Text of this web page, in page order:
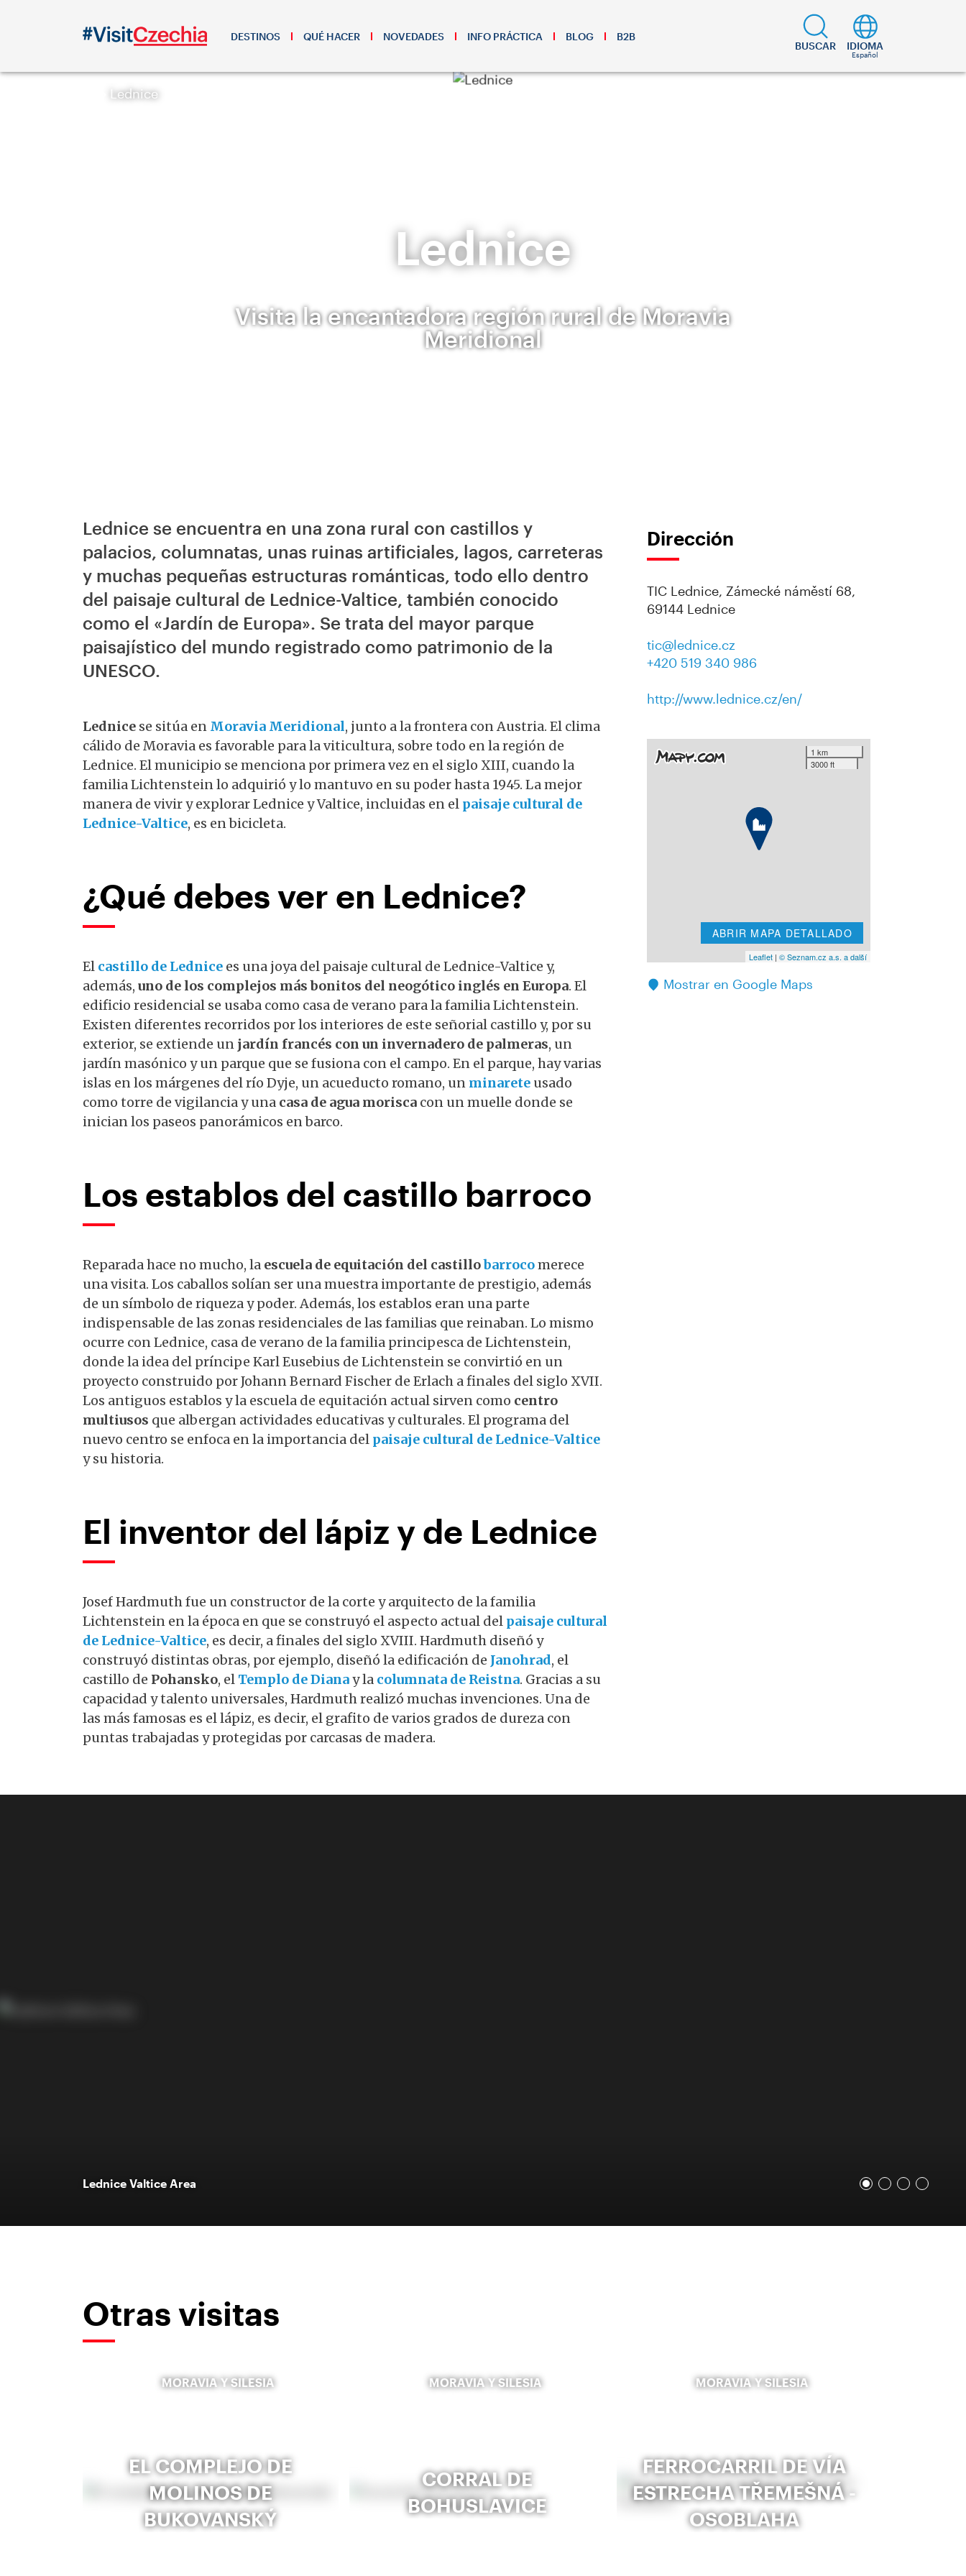
DESTINOS QUÉ HACER NOVEDADES INFO PRÁCTICA BLOG B2B
BUSCAR IDIOMA
Español
Lednice
Lednice
Visita la encantadora región rural de Moravia
Meridional
Lednice se encuentra en una zona rural con castillos y
palacios, columnatas, unas ruinas artificiales, lagos, carreteras
y muchas pequeñas estructuras románticas, todo ello dentro
del paisaje cultural de Lednice-Valtice, también conocido
como el «Jardín de Europa». Se trata del mayor parque
paisajístico del mundo registrado como patrimonio de la
UNESCO.
Lednice se sitúa en Moravia Meridional, junto a la frontera con Austria. El clima
cálido de Moravia es favorable para la viticultura, sobre todo en la región de
Lednice. El municipio se menciona por primera vez en el siglo XIII, cuando la
familia Lichtenstein lo adquirió y lo mantuvo en su poder hasta 1945. La mejor
manera de vivir y explorar Lednice y Valtice, incluidas en el paisaje cultural de
Lednice-Valtice, es en bicicleta.
¿Qué debes ver en Lednice?
El castillo de Lednice es una joya del paisaje cultural de Lednice-Valtice y,
además, uno de los complejos más bonitos del neogótico inglés en Europa. El
edificio residencial se usaba como casa de verano para la familia Lichtenstein.
Existen diferentes recorridos por los interiores de este señorial castillo y, por su
exterior, se extiende un jardín francés con un invernadero de palmeras, un
jardín masónico y un parque que se fusiona con el campo. En el parque, hay varias
islas en los márgenes del río Dyje, un acueducto romano, un minarete usado
como torre de vigilancia y una casa de agua morisca con un muelle donde se
inician los paseos panorámicos en barco.
Los establos del castillo barroco
Reparada hace no mucho, la escuela de equitación del castillobarrocomerece
una visita. Los caballos solían ser una muestra importante de prestigio, además
de un símbolo de riqueza y poder. Además, los establos eran una parte
indispensable de las zonas residenciales de las familias que reinaban. Lo mismo
ocurre con Lednice, casa de verano de la familia principesca de Lichtenstein,
donde la idea del príncipe Karl Eusebius de Lichtenstein se convirtió en un
proyecto construido por Johann Bernard Fischer de Erlach a finales del siglo XVII.
Los antiguos establos y la escuela de equitación actual sirven como centro
multiusos que albergan actividades educativas y culturales. El programa del
nuevo centro se enfoca en la importancia del paisaje cultural de Lednice-Valtice
y su historia.
El inventor del lápiz y de Lednice
Josef Hardmuth fue un constructor de la corte y arquitecto de la familia
Lichtenstein en la época en que se construyó el aspecto actual del paisaje cultural
de Lednice-Valtice, es decir, a finales del siglo XVIII. Hardmuth diseñó y
construyó distintas obras, por ejemplo, diseñó la edificación de Janohrad, el
castillo de Pohansko, el Templo de Dianay la columnata de Reistna. Gracias a su
capacidad y talento universales, Hardmuth realizó muchas invenciones. Una de
las más famosas es el lápiz, es decir, el grafito de varios grados de dureza con
puntas trabajadas y protegidas por carcasas de madera.
Dirección
TIC Lednice, Zámecké náměstí 68,
69144 Lednice
tic@lednice.cz
+420 519 340 986
http://www.lednice.cz/en/
1 km
3000 ft
ABRIR MAPA DETALLADO
Leaflet| © Seznam.cz a.s. a další
Mostrar en Google Maps
Lednice Valtice Area
Otras visitas
MORAVIA Y SILESIA
EL COMPLEJO DE
MOLINOS DE
BUKOVANSKÝ
MORAVIA Y SILESIA
CORRAL DE
BOHUSLAVICE
MORAVIA Y SILESIA
FERROCARRIL DE VÍA
ESTRECHA TŘEMEŠNÁ -
OSOBLAHA